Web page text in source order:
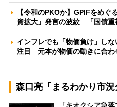
【令和のPKOか】GPIFをめぐ
資拡大」発言の波紋 「国債
インフレでも「物価負け」し
注目 元本が物価の動きに合
森口亮「まるわかり市況
「キオクシア急